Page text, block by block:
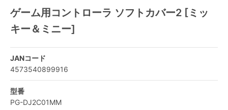
ゲーム用コントローラ ソフトカバー2 [ミッ
キー＆ミニー]
JANコード
4573540899916
型番
PG-DJ2C01MM